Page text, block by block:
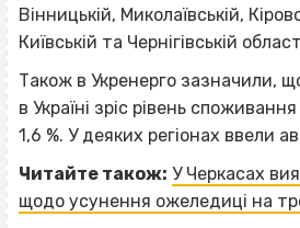
Вінницькій, Миколаївській,
Київській та Чернігівській
Також в Укренерго зазначили,
в Україні зріс рівень
1,6 %. У деяких регіонах ввели
Читайте також: У Черкасах
щодо усунення ожеледиці на